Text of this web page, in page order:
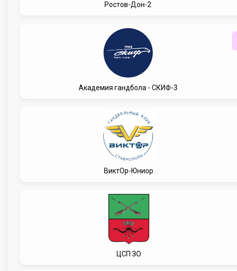
Ростов-Дон-2
Академия гандбола - СКИФ-3
ВиктОр-Юниор
ЦСП ЗО